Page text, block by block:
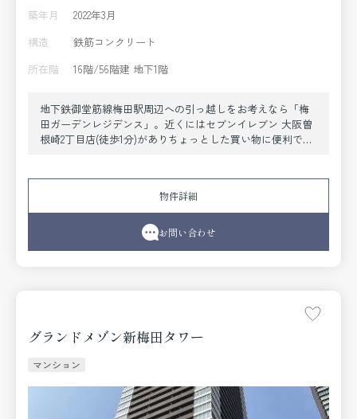
築年月
2022年3月
構造
鉄筋コンクリート
所在階
16階/56階建 地下1階
地下鉄御堂筋線梅田駅周辺への引っ越しをお考えなら「梅
田ガーデンレジデンス」。近くにはセブンイレブン 大阪曽
根崎2丁目店(徒歩1分)がありちょっとした買い物に便利で
独立などが揃っており、とても充実しています。セキュリ
ティ面は、オートロック・TVインターホンなど充実してい
るので、防犯対策もばっちりです。当社では地下鉄御堂筋
線梅田周辺の賃貸情報を数多く取り扱っております。引っ
越しを検討しているなら、お気軽にご連絡ください。
物件詳細
お問い合わせ
グランドメゾン新梅田タワー
マンション